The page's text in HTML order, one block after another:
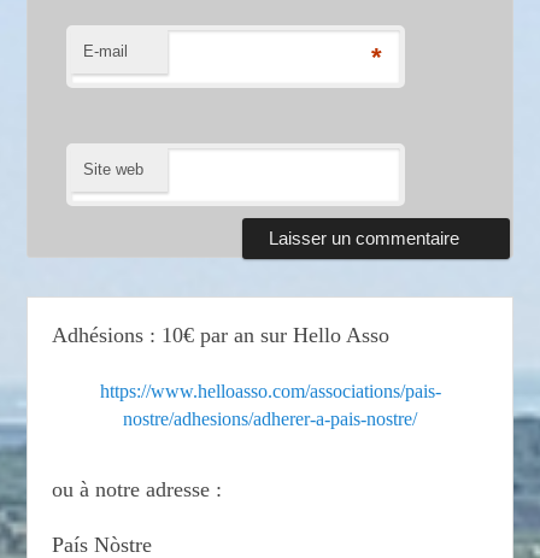
E-mail *
Site web
Adhésions : 10€ par an sur Hello Asso
https://www.helloasso.com/associations/pais-
nostre/adhesions/adherer-a-pais-nostre/
ou à notre adresse :
País Nòstre